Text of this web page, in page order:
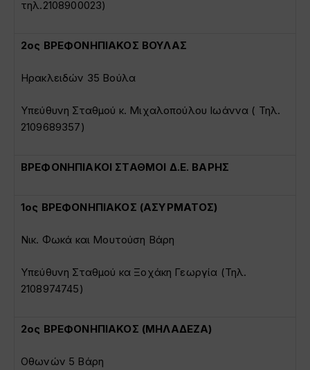
τηλ.2108900023)
2ος ΒΡΕΦΟΝΗΠΙΑΚΟΣ ΒΟΥΛΑΣ
Ηρακλειδών 35 Βούλα
Υπεύθυνη Σταθμού κ. Μιχαλοπούλου Ιωάννα ( Τηλ.
2109689357)
ΒΡΕΦΟΝΗΠΙΑΚΟΙ ΣΤΑΘΜΟΙ Δ.Ε. ΒΑΡΗΣ
1ος ΒΡΕΦΟΝΗΠΙΑΚΟΣ (ΑΣΥΡΜΑΤΟΣ)
Νικ. Φωκά και Μουτούση Βάρη
Υπεύθυνη Σταθμού κα Ξοχάκη Γεωργία (Τηλ.
2108974745)
2ος ΒΡΕΦΟΝΗΠΙΑΚΟΣ (ΜΗΛΑΔΕΖΑ)
Οθωνών 5 Βάρη